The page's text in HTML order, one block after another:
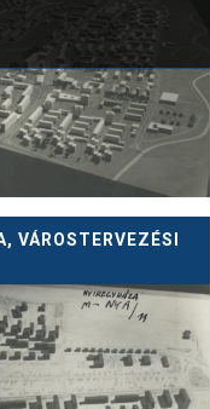
VÁROSTERVEZÉSI